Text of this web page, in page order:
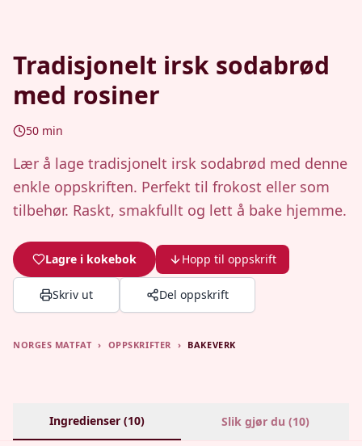
Tradisjonelt irsk sodabrød
med rosiner
50 min
Lær å lage tradisjonelt irsk sodabrød med denne
enkle oppskriften. Perfekt til frokost eller som
tilbehør. Raskt, smakfullt og lett å bake hjemme.
Lagre i kokebok Hopp til oppskrift
Skriv ut Del oppskrift
NORGES MATFAT › OPPSKRIFTER › BAKEVERK
Ingredienser (10) Slik gjør du (10)